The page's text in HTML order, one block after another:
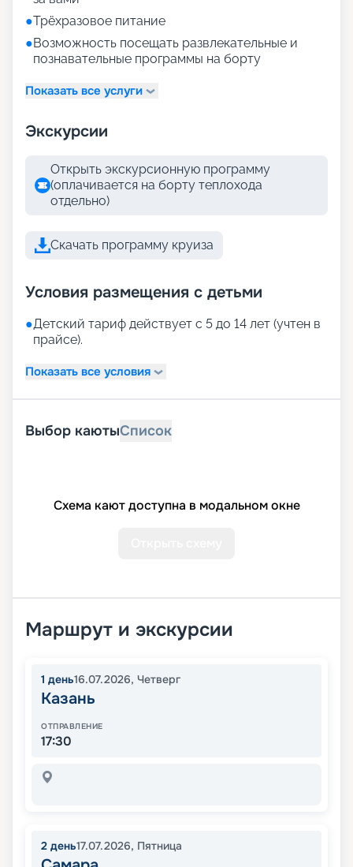
●Трёхразовое питание
●Возможность посещать развлекательные и
познавательные программы на борту
Показать все услуги
Экскурсии
Открыть экскурсионную программу
(оплачивается на борту теплохода
отдельно)
Скачать программу круиза
Условия размещения с детьми
●Детский тариф действует с 5 до 14 лет (учтен в
прайсе).
Показать все условия
Выбор каютыСписок
Схема кают доступна в модальном окне
Маршрут и экскурсии
1 день16.07.2026, Четверг
Казань
ОТПРАВЛЕНИЕ
17:30
2 день17.07.2026, Пятница